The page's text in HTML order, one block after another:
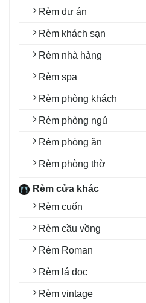
Rèm dự án
Rèm khách sạn
Rèm nhà hàng
Rèm spa
Rèm phòng khách
Rèm phòng ngủ
Rèm phòng ăn
Rèm phòng thờ
Rèm cửa khác
Rèm cuốn
Rèm cầu vồng
Rèm Roman
Rèm lá dọc
Rèm vintage